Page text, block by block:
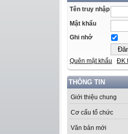
Tên truy nhập
Mật khẩu
Ghi nhớ
Quên mật khẩu ĐK
THÔNG TIN
Giới thiệu chung
Cơ cấu tổ chức
Văn bản mới